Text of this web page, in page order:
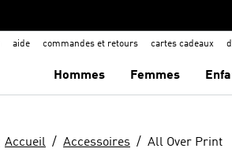
aide commandes et retours cartes cadeaux
Hommes Femmes
Accueil Accessoires All Over Print